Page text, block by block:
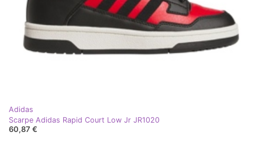
Adidas
Scarpe Adidas Rapid Court Low Jr JR1020
60,87 €